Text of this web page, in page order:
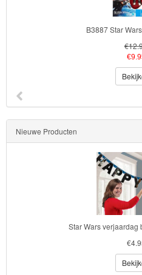
Nieuwe Producten
Star Wars verjaardag